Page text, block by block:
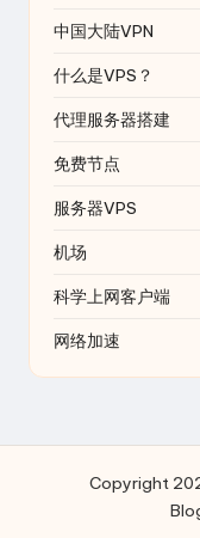
中国大陆VPN
什么是VPS？
代理服务器搭建
免费节点
服务器VPS
机场
科学上网客户端
网络加速
Copyright